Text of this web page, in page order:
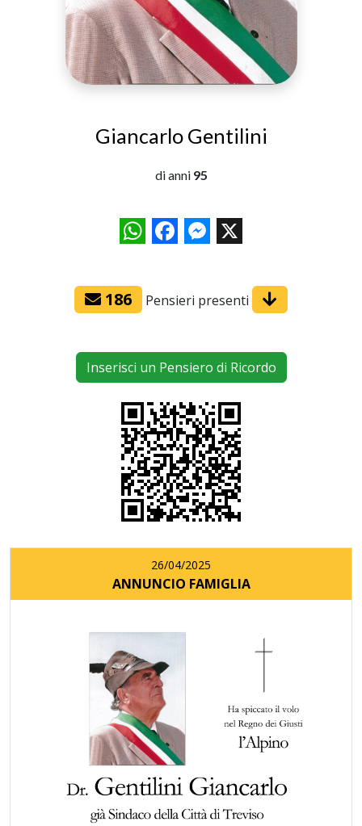
Giancarlo Gentilini
di anni 95
WhatsAppFacebookMessenger
X
186 Pensieri presenti
Inserisci un Pensiero di Ricordo
26/04/2025
ANNUNCIO FAMIGLIA